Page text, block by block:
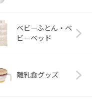
ベビーふとん・ベ
ビーベッド
離乳食グッズ